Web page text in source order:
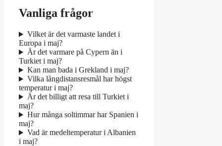
Vanliga frågor
Vilket är det varmaste landet i
Europa i maj?
Är det varmare på Cypern än i
Turkiet i maj?
Kan man bada i Grekland i maj?
Vilka långdistansresmål har högst
temperatur i maj?
Är det billigt att resa till Turkiet i
maj?
Hur många soltimmar har Spanien i
maj?
Vad är medeltemperatur i Albanien
i maj?